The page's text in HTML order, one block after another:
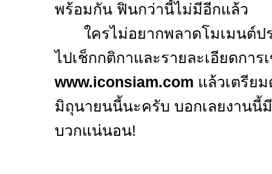
พร้อมกัน ฟินกว่านี้ไม่มีอีกแล้ว
ใครไม่อยากพลาดโมเมนต์ป
ไปเช็กกติกาและรายละเอียดการ
www.iconsiam.com แล้วเตรีย
มิถุนายนนี้นะครับ บอกเลยงานนี้
บวกแน่นอน!